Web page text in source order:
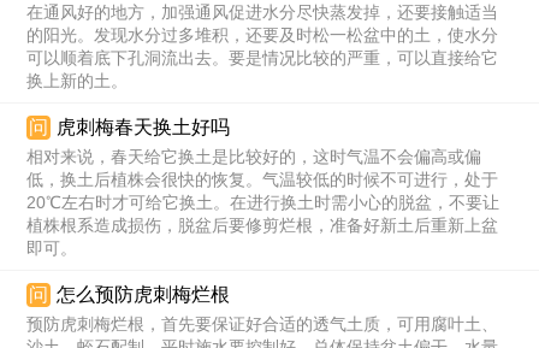
在通风好的地方，加强通风促进水分尽快蒸发掉，还要接触适当
的阳光。发现水分过多堆积，还要及时松一松盆中的土，使水分
可以顺着底下孔洞流出去。要是情况比较的严重，可以直接给它
换上新的土。
问 虎刺梅春天换土好吗
相对来说，春天给它换土是比较好的，这时气温不会偏高或偏
低，换土后植株会很快的恢复。气温较低的时候不可进行，处于
20℃左右时才可给它换土。在进行换土时需小心的脱盆，不要让
植株根系造成损伤，脱盆后要修剪烂根，准备好新土后重新上盆
即可。
问 怎么预防虎刺梅烂根
预防虎刺梅烂根，首先要保证好合适的透气土质，可用腐叶土、